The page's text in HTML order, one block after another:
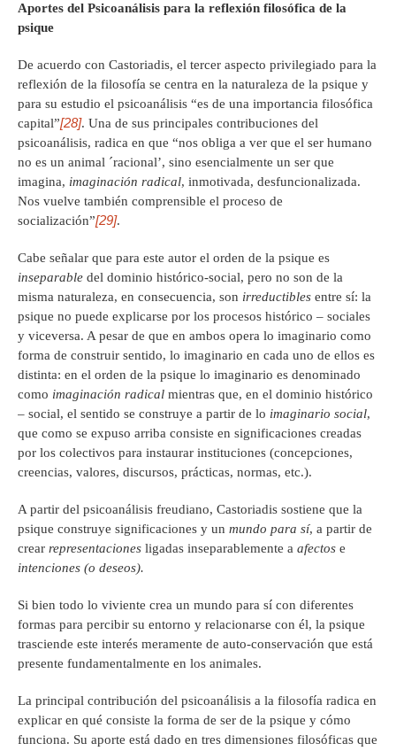
Aportes del Psicoanálisis para la reflexión filosófica de la
psique
De acuerdo con Castoriadis, el tercer aspecto privilegiado para la
reflexión de la filosofía se centra en la naturaleza de la psique y
para su estudio el psicoanálisis “es de una importancia filosófica
capital”[28]. Una de sus principales contribuciones del
psicoanálisis, radica en que “nos obliga a ver que el ser humano
no es un animal ´racional’, sino esencialmente un ser que
imagina, imaginación radical, inmotivada, desfuncionalizada.
Nos vuelve también comprensible el proceso de
socialización”[29].
Cabe señalar que para este autor el orden de la psique es
inseparable del dominio histórico-social, pero no son de la
misma naturaleza, en consecuencia, son irreductibles entre sí: la
psique no puede explicarse por los procesos histórico – sociales
y viceversa. A pesar de que en ambos opera lo imaginario como
forma de construir sentido, lo imaginario en cada uno de ellos es
distinta: en el orden de la psique lo imaginario es denominado
como imaginación radical mientras que, en el dominio histórico
– social, el sentido se construye a partir de lo imaginario social,
que como se expuso arriba consiste en significaciones creadas
por los colectivos para instaurar instituciones (concepciones,
creencias, valores, discursos, prácticas, normas, etc.).
A partir del psicoanálisis freudiano, Castoriadis sostiene que la
psique construye significaciones y un mundo para sí, a partir de
crear representaciones ligadas inseparablemente a afectos e
intenciones (o deseos).
Si bien todo lo viviente crea un mundo para sí con diferentes
formas para percibir su entorno y relacionarse con él, la psique
trasciende este interés meramente de auto-conservación que está
presente fundamentalmente en los animales.
La principal contribución del psicoanálisis a la filosofía radica en
explicar en qué consiste la forma de ser de la psique y cómo
funciona. Su aporte está dado en tres dimensiones filosóficas que